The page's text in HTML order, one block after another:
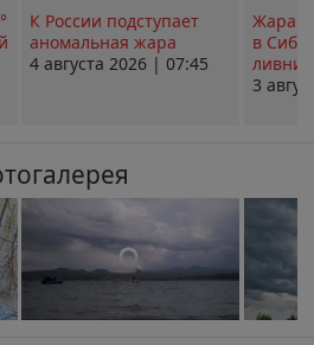
К России подступает
аномальная жара
4 августа 2026 | 07:45
Жара в
в
ливни
3